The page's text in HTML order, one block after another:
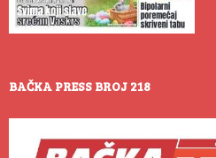
BAČKA PRESS BROJ 218